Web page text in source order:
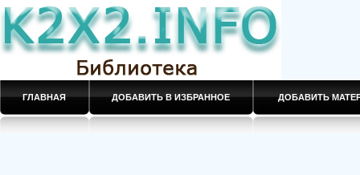
ГЛАВНАЯ ДОБАВИТЬ В ИЗБРАННОЕ ДОБАВИТЬ